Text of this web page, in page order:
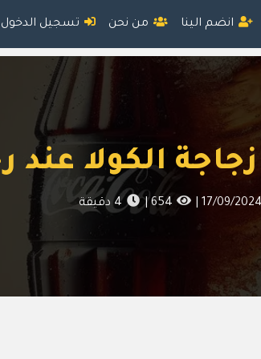
انضم الينا من نحن تسجيل الدخول
الكولا عند
17/09/2024
|
4 دقيقة